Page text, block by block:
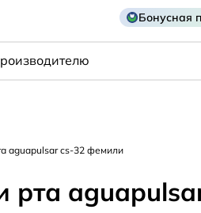
Бонусная
действующему веществу
aguapulsar cs-32 фемили
рта